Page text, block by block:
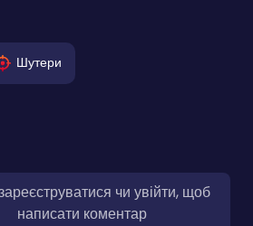
Шутери
чи увійти, щоб
написати коментар